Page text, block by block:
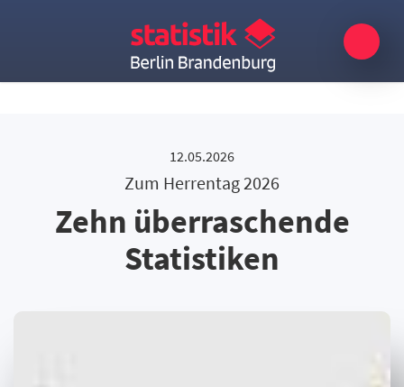
12.05.2026
Zum Herrentag 2026
Zehn überraschende
Statistiken